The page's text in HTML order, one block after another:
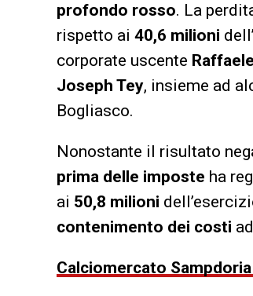
profondo rosso. La
rispetto ai 40,6 milioni
corporate uscente
Joseph Tey, insieme ad
Bogliasco.
Nonostante il risultato
prima delle imposte ha
ai 50,8 milioni
contenimento dei costi
Calciomercato